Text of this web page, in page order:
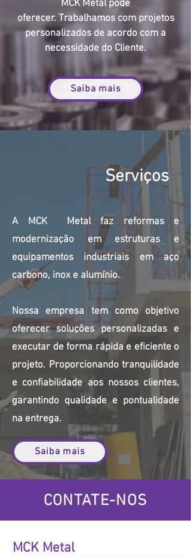
MCK Metal pode
oferecer. Trabalhamos com projetos
personalizados de acordo com a
necessidade do Cliente.
Saiba mais
Serviços
A MCK Metal faz reformas e
modernização em estruturas e
equipamentos industriais em aço
carbono, inox e alumínio.
Nossa empresa tem como objetivo
oferecer soluções personalizadas e
executar de forma rápida e eficiente o
projeto. Proporcionando tranquilidade
e confiabilidade aos nossos clientes,
garantindo qualidade e pontualidade
na entrega.
Saiba mais
MCK Metal
CONTATE-NOS